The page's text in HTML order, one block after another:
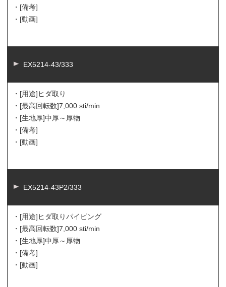
・[備考]
・[動画]
EX5214-43/333
・[用途]ヒダ取り
・[最高回転数]7,000 sti/min
・[生地厚]中厚～厚物
・[備考]
・[動画]
EX5214-43P2/333
・[用途]ヒダ取りパイピング
・[最高回転数]7,000 sti/min
・[生地厚]中厚～厚物
・[備考]
・[動画]